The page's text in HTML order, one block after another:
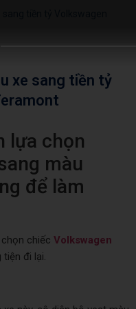
xe sang tiền tỷ
lựa chọn
màu
để làm
chiếc Volkswagen
đi lại.